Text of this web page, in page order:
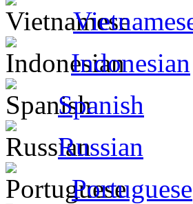
Indonesian
Spanish
Russian
Portuguese